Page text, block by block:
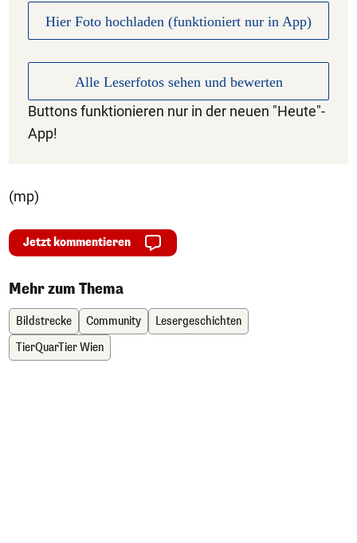
Hier Foto hochladen (funktioniert nur in App)
Alle Leserfotos sehen und bewerten
Buttons funktionieren nur in der neuen "Heute"-
App!
(mp)
Jetzt kommentieren
Mehr zum Thema
Bildstrecke Community
Lesergeschichten
TierQuarTier Wien